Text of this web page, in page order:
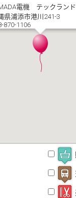
電機 テックラン
県浦添市港川241-3
870-1106